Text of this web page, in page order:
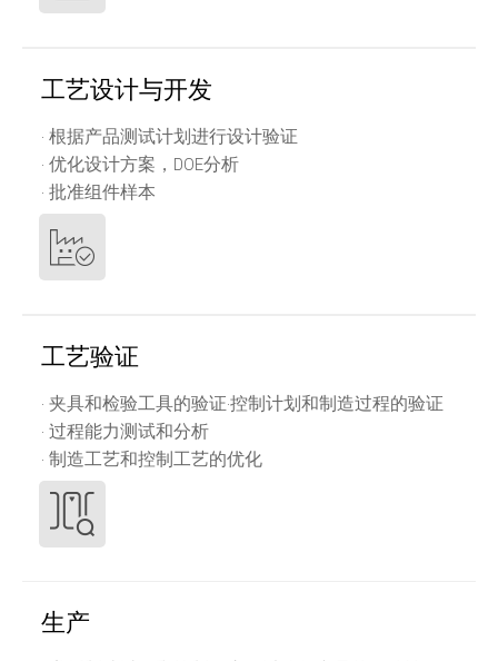
工艺设计与开发
· 根据产品测试计划进行设计验证
· 优化设计方案，DOE分析
· 批准组件样本
工艺验证
· 夹具和检验工具的验证·控制计划和制造过程的验证
· 过程能力测试和分析
· 制造工艺和控制工艺的优化
生产